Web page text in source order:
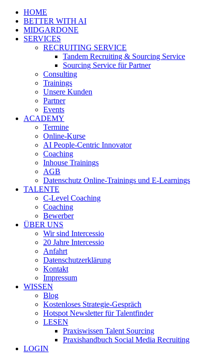
HOME
BETTER WITH AI
MIDGARDONE
SERVICES
RECRUITING SERVICE
Tandem Recruiting & Sourcing Service
Sourcing Service für Partner
Consulting
Trainings
Unsere Kunden
Partner
Events
ACADEMY
Termine
Online-Kurse
AI People-Centric Innovator
Coaching
Inhouse Trainings
AGB
Datenschutz Online-Trainings und E-Learnings
TALENTE
C-Level Coaching
Coaching
Bewerber
ÜBER UNS
Wir sind Intercessio
20 Jahre Intercessio
Anfahrt
Datenschutzerklärung
Kontakt
Impressum
WISSEN
Blog
Kostenloses Strategie-Gespräch
Hotspot Newsletter für Talentfinder
LESEN
Praxiswissen Talent Sourcing
Praxishandbuch Social Media Recruiting
LOGIN